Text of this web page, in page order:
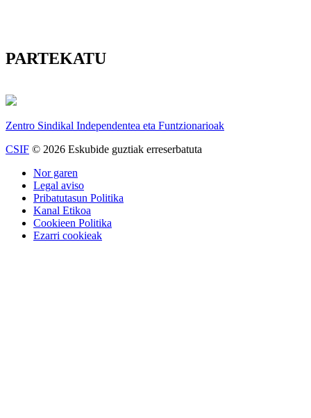
PARTEKATU
Zentro Sindikal Independentea eta Funtzionarioak
CSIF © 2026 Eskubide guztiak erreserbatuta
Nor garen
Legal aviso
Pribatutasun Politika
Kanal Etikoa
Cookieen Politika
Ezarri cookieak